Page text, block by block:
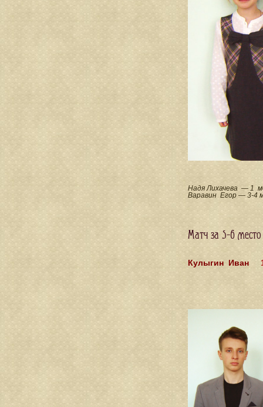
Надя Лихачева — 1
Варавин Егор — 3-4
Матч за 5-6 место
Кулыгин Иван